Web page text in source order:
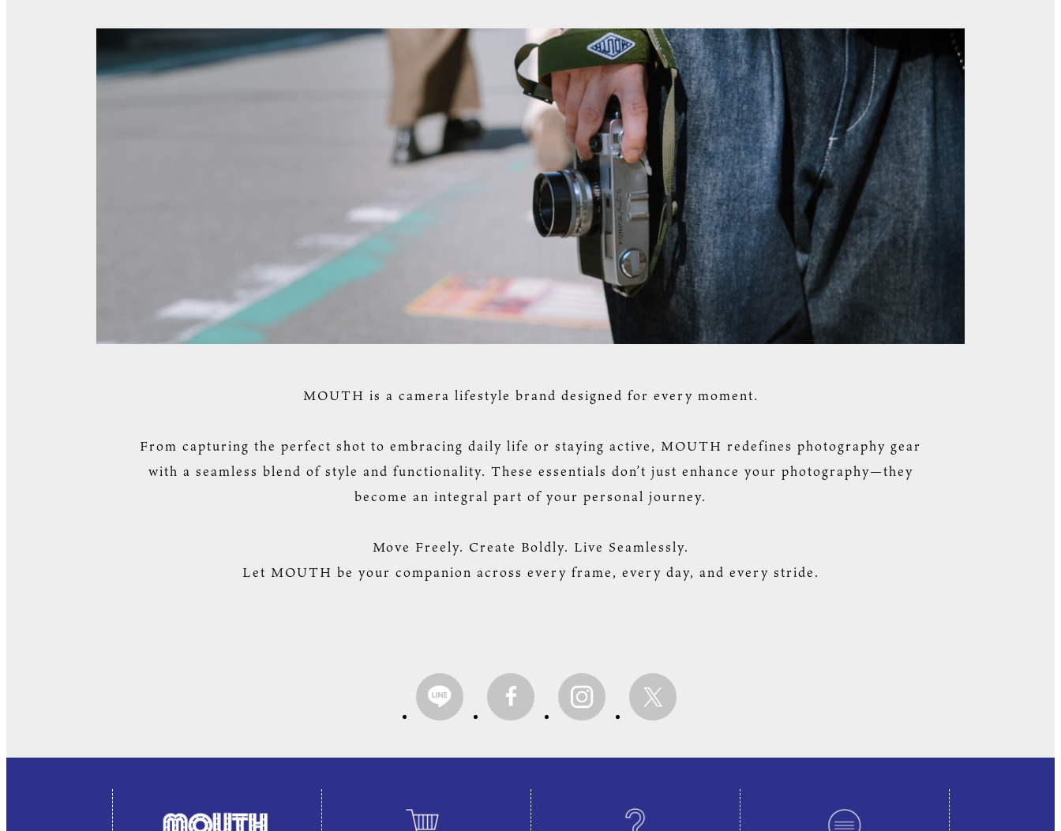
MOUTH is a camera lifestyle brand designed for every moment.
From capturing the perfect shot to embracing daily life or staying active, MOUTH redefines photography gear
with a seamless blend of style and functionality. These essentials don’t just enhance your photography—they
become an integral part of your personal journey.
Move Freely. Create Boldly. Live Seamlessly.
Let MOUTH be your companion across every frame, every day, and every stride.